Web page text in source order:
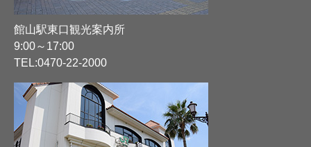
館山駅東口観光案内所
9:00～17:00
TEL:0470-22-2000